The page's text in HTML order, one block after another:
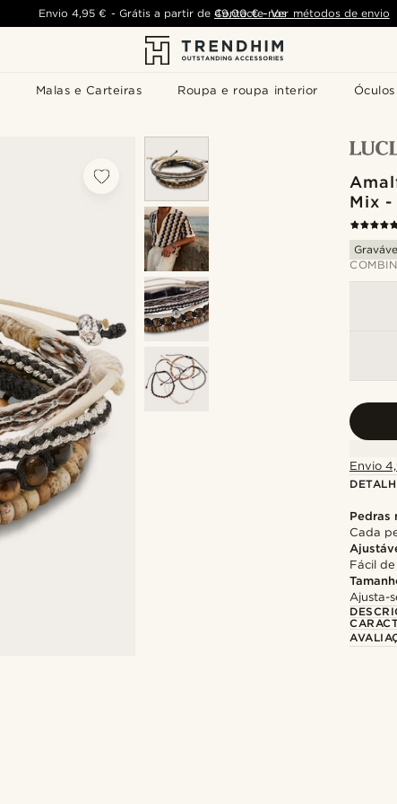
Malas e Carteiras Roupa e roupa interior Óculos
Envio 4,95 € - Grátis a partir de 49,00 € - Ver métodos de envio
Contacte-nos
Mix -
Envio
Pedras
Cada
Fácil
Ajusta-